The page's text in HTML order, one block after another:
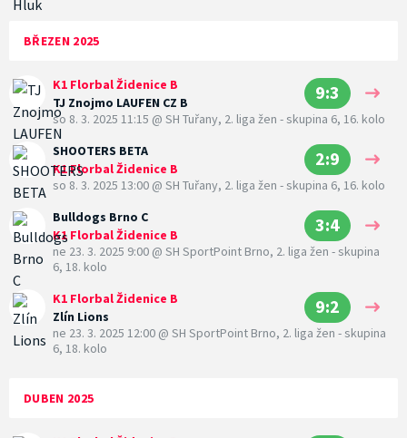
BŘEZEN 2025
K1 Florbal Židenice B
TJ Znojmo LAUFEN CZ B
9:3
so 8. 3. 2025 11:15 @ SH Tuřany, 2. liga žen - skupina 6, 16. kolo
SHOOTERS BETA
K1 Florbal Židenice B
2:9
so 8. 3. 2025 13:00 @ SH Tuřany, 2. liga žen - skupina 6, 16. kolo
Bulldogs Brno C
K1 Florbal Židenice B
3:4
ne 23. 3. 2025 9:00 @ SH SportPoint Brno, 2. liga žen - skupina
6, 18. kolo
K1 Florbal Židenice B
Zlín Lions
9:2
ne 23. 3. 2025 12:00 @ SH SportPoint Brno, 2. liga žen - skupina
6, 18. kolo
DUBEN 2025